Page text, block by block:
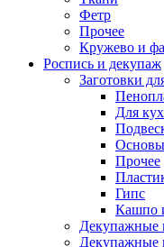
Фетр
Прочее
Кружево и
Роспись и декупаж
Заготовки
Для
Основы
Прочее
Гипс
Кашпо
Декупажные
Декупажные